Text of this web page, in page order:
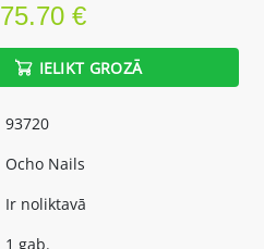
75.70 €
IELIKT GROZĀ
93720
Ocho Nails
Ir noliktavā
1 gab.